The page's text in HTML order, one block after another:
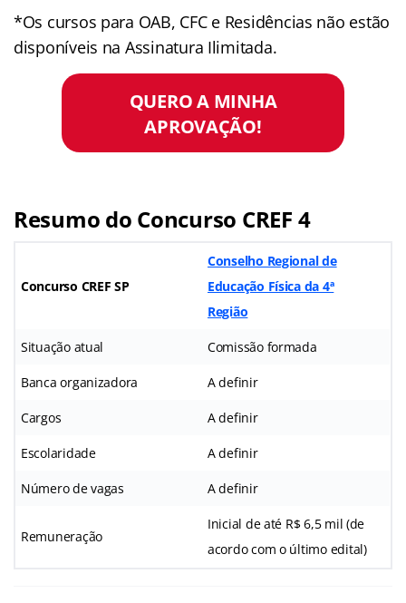
*Os cursos para OAB, CFC e Residências não estão
disponíveis na Assinatura Ilimitada.
QUERO A MINHA
APROVAÇÃO!
Resumo do Concurso CREF 4
Concurso CREF SP
Conselho Regional de
Educação Física da 4ª
Região
Situação atual Comissão formada
Banca organizadora A definir
Cargos A definir
Escolaridade A definir
Número de vagas A definir
Remuneração
Inicial de até R$ 6,5 mil (de
acordo com o último edital)